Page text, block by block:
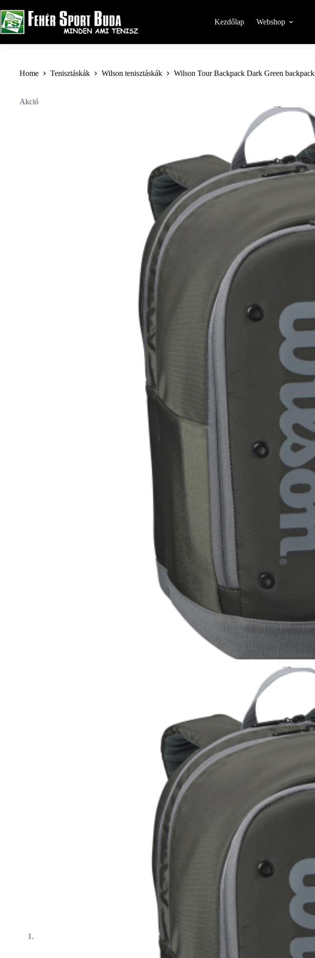
to
content
Kezdőlap Webshop
Home Tenisztáskák Wilson tenisztáskák Wilson Tour Backpack Dark Green backpack
Akció